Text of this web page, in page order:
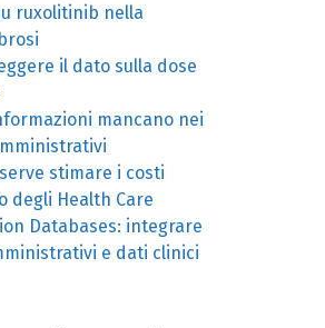
ruxolitinib nella
il dato sulla dose
mancano nei
stimare i costi
degli Health Care
Databases: integrare
e dati clinici